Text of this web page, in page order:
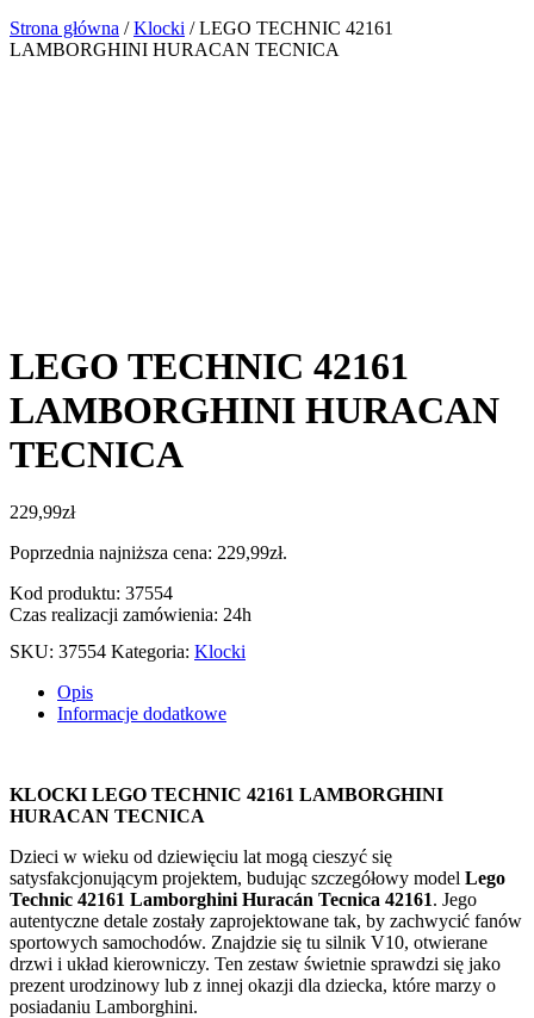
Strona główna /Klocki / LEGO TECHNIC 42161
LAMBORGHINI HURACAN TECNICA
LEGO TECHNIC 42161
LAMBORGHINI HURACAN
TECNICA
229,99zł
Poprzednia najniższa cena: 229,99zł.
Kod produktu: 37554
Czas realizacji zamówienia: 24h
SKU: 37554 Kategoria: Klocki
Opis
Informacje dodatkowe
KLOCKI LEGO TECHNIC 42161 LAMBORGHINI
HURACAN TECNICA
Dzieci w wieku od dziewięciu lat mogą cieszyć się
satysfakcjonującym projektem, budując szczegółowy model Lego
Technic 42161 Lamborghini Huracán Tecnica 42161. Jego
autentyczne detale zostały zaprojektowane tak, by zachwycić fanów
sportowych samochodów. Znajdzie się tu silnik V10, otwierane
drzwi i układ kierowniczy. Ten zestaw świetnie sprawdzi się jako
prezent urodzinowy lub z innej okazji dla dziecka, które marzy o
posiadaniu Lamborghini.